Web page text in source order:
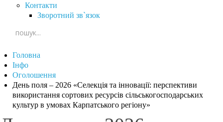
Контакти
Зворотний зв`язок
Головна
Інфо
Оголошення
День поля ‒ 2026 «Селекція та інновації: перспективи
використання сортових ресурсів сільськогосподарських
культур в умовах Карпатського регіону»